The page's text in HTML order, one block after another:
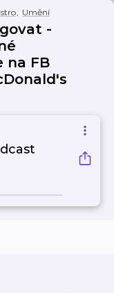
, Umění
-
na FB